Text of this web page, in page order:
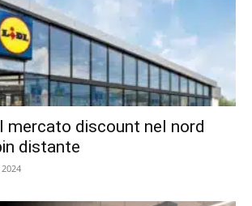
mercato discount nel nord
distante